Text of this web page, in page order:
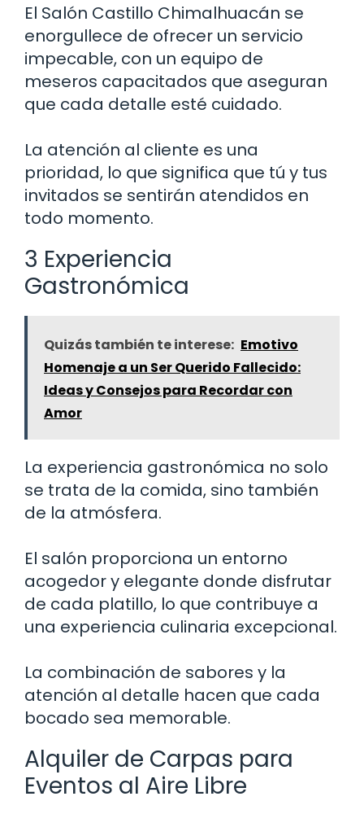
El Salón Castillo Chimalhuacán se
enorgullece de ofrecer un servicio
impecable, con un equipo de
meseros capacitados que aseguran
que cada detalle esté cuidado.
La atención al cliente es una
prioridad, lo que significa que tú y tus
invitados se sentirán atendidos en
todo momento.
3 Experiencia
Gastronómica
Quizás también te interese: Emotivo
Homenaje a un Ser Querido Fallecido:
Ideas y Consejos para Recordar con
Amor
La experiencia gastronómica no solo
se trata de la comida, sino también
de la atmósfera.
El salón proporciona un entorno
acogedor y elegante donde disfrutar
de cada platillo, lo que contribuye a
una experiencia culinaria excepcional.
La combinación de sabores y la
atención al detalle hacen que cada
bocado sea memorable.
Alquiler de Carpas para
Eventos al Aire Libre